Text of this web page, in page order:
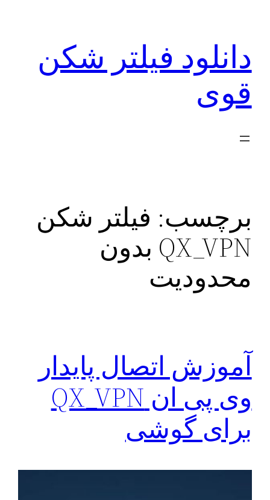
دانلود فیلتر شکن
قوی
برچسب: فیلتر شکن
QX_VPN بدون
محدودیت
آموزش اتصال پایدار
وی پی ان QX_VPN
برای گوشی